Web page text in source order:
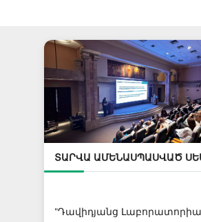
ՏԱՐՎԱ ԱՄԵՆԱՍՊԱՍՎԱԾ
"Դավիդյանց